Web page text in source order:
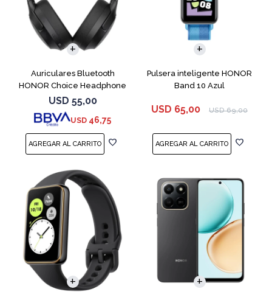
Auriculares Bluetooth
HONOR Choice Headphone
Black
USD 55,00
USD 46,75
Pulsera inteligente HONOR
Band 10 Azul
USD 65,00 USD 69,00
COMPARAR